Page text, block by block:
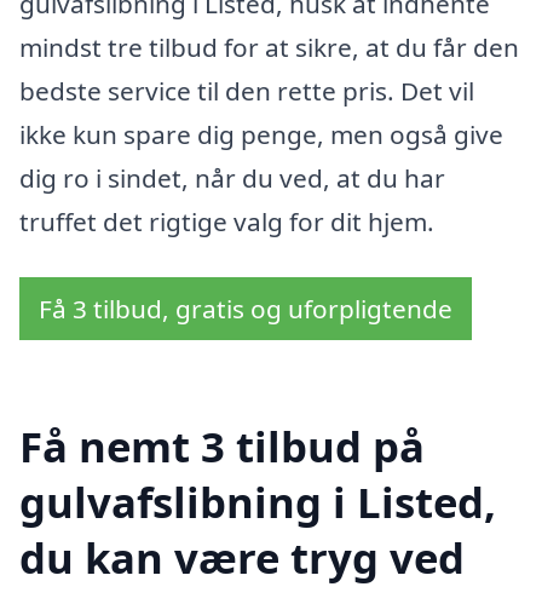
mindst tre tilbud for at sikre, at du får den
bedste service til den rette pris. Det vil
ikke kun spare dig penge, men også give
dig ro i sindet, når du ved, at du har
truffet det rigtige valg for dit hjem.
Få 3 tilbud, gratis og uforpligtende
Få nemt 3 tilbud på
gulvafslibning i Listed,
du kan være tryg ved